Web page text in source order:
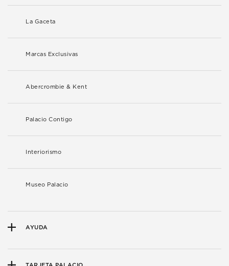
La Gaceta
Marcas Exclusivas
Abercrombie & Kent
Palacio Contigo
Interiorismo
Museo Palacio
AYUDA